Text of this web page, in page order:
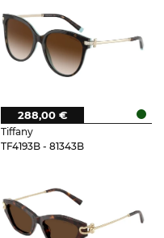
Tiffany
TF4193B - 81343B
288,00 €